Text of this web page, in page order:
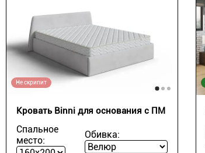
Не скрипит
Кровать Binni для основания с ПМ
Спальное
место:
Обивка: